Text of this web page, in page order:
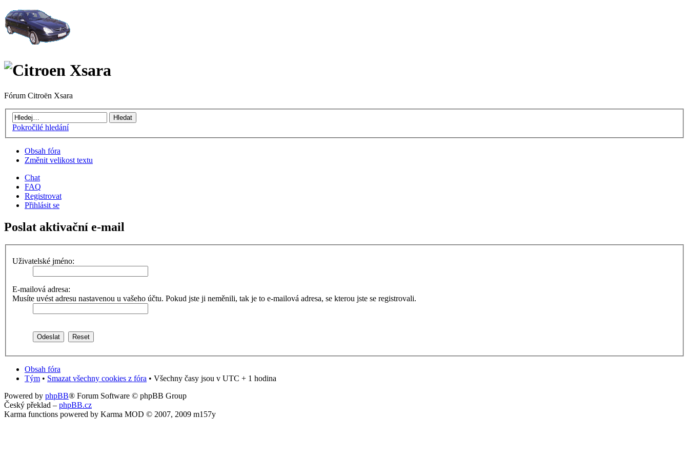
Fórum Citroën Xsara
Pokročilé hledání
Obsah fóra
Změnit velikost textu
Chat
FAQ
Registrovat
Přihlásit se
Poslat aktivační e-mail
Uživatelské jméno:
E-mailová adresa:
Musíte uvést adresu nastavenou u vašeho účtu. Pokud jste ji neměnili, tak je to e-mailová adresa, se kterou jste se registrovali.
Obsah fóra
Tým • Smazat všechny cookies z fóra • Všechny časy jsou v UTC + 1 hodina
Powered by phpBB® Forum Software © phpBB Group
Český překlad – phpBB.cz
Karma functions powered by Karma MOD © 2007, 2009 m157y